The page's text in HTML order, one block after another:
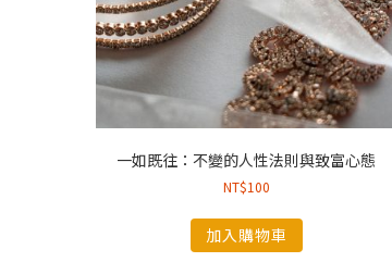
一如既往：不變的人性法則與致富心態
NT$100
加入購物車